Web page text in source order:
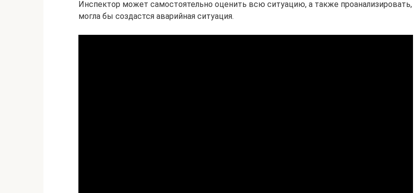
Инспектор может самостоятельно оценить всю ситуацию, а также проанализировать,
могла бы создастся аварийная ситуация.